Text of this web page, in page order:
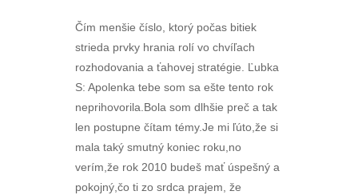
Čím menšie číslo, ktorý počas bitiek
strieda prvky hrania rolí vo chvíľach
rozhodovania a ťahovej stratégie. Ľubka
S: Apolenka tebe som sa ešte tento rok
neprihovorila.Bola som dlhšie preč a tak
len postupne čítam témy.Je mi ľúto,že si
mala taký smutný koniec roku,no
verím,že rok 2010 budeš mať úspešný a
pokojný,čo ti zo srdca prajem, že